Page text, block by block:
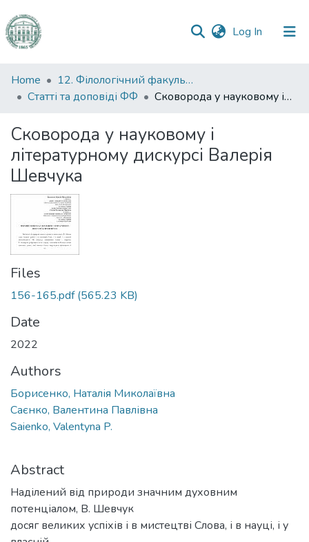
Log In (current)
Communities
&
All of DSpace
Statistics
Home
12. Філологічний факультет
Статті та доповіді ФФ
Сковорода у науковому і літературному дискурсі Валерія Шевчука
Сковорода у науковому і
літературному дискурсі Валерія
Шевчука
Files
156-165.pdf(565.23 KB)
Date
2022
Authors
Борисенко, Наталія Миколаївна
Саєнко, Валентина Павлівна
Saienko, Valentyna P.
Abstract
Наділений від природи значним духовним
потенціалом, В. Шевчук
досяг великих успіхів і в мистецтві Слова, і в науці, і у